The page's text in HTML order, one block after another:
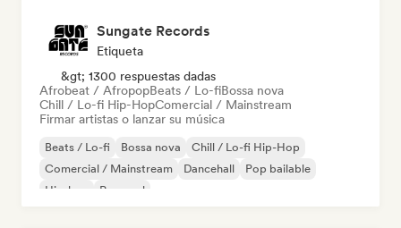
Sungate Records
Etiqueta
&gt; 1300 respuestas dadas
Afrobeat / AfropopBeats / Lo-fiBossa nova
Chill / Lo-fi Hip-HopComercial / Mainstream
Firmar artistas o lanzar su música
Beats / Lo-fi Bossa nova
Chill / Lo-fi Hip-Hop
Comercial / Mainstream
Dancehall
Pop bailable
Hip-hop
Pop soul